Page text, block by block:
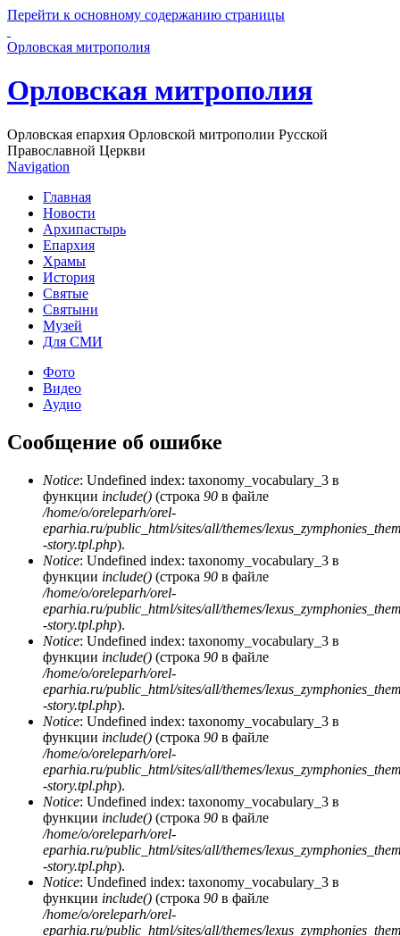
Перейти к основному содержанию страницы
Орловская митрополия
Орловская митрополия
Орловская епархия Орловской митрополии Русской
Православной Церкви
Navigation
Главная
Новости
Архипастырь
Епархия
Храмы
История
Святые
Святыни
Музей
Для СМИ
Фото
Видео
Аудио
Сообщение об ошибке
Notice: Undefined index: taxonomy_vocabulary_3 в
функции include() (строка 90 в файле
/home/o/oreleparh/orel-
eparhia.ru/public_html/sites/all/themes/
-story.tpl.php).
Notice: Undefined index: taxonomy_vocabulary_3 в
функции include() (строка 90 в файле
/home/o/oreleparh/orel-
eparhia.ru/public_html/sites/all/themes/
-story.tpl.php).
Notice: Undefined index: taxonomy_vocabulary_3 в
функции include() (строка 90 в файле
/home/o/oreleparh/orel-
eparhia.ru/public_html/sites/all/themes/
-story.tpl.php).
Notice: Undefined index: taxonomy_vocabulary_3 в
функции include() (строка 90 в файле
/home/o/oreleparh/orel-
eparhia.ru/public_html/sites/all/themes/
-story.tpl.php).
Notice: Undefined index: taxonomy_vocabulary_3 в
функции include() (строка 90 в файле
/home/o/oreleparh/orel-
eparhia.ru/public_html/sites/all/themes/
-story.tpl.php).
Notice: Undefined index: taxonomy_vocabulary_3 в
функции include() (строка 90 в файле
/home/o/oreleparh/orel-
eparhia.ru/public_html/sites/all/themes/